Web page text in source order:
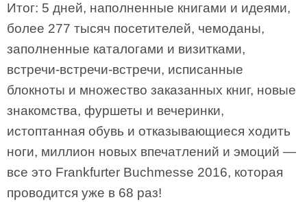
Итог: 5 дней, наполненные книгами и идеями,
более 277 тысяч посетителей, чемоданы,
заполненные каталогами и визитками,
встречи-встречи-встречи, исписанные
блокноты и множество заказанных книг, новые
знакомства, фуршеты и вечеринки,
истоптанная обувь и отказывающиеся ходить
ноги, миллион новых впечатлений и эмоций —
все это Frankfurter Buchmesse 2016, которая
проводится уже в 68 раз!